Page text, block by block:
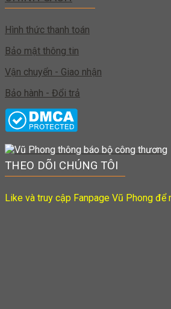
Hình thức thanh toán
Bảo mật thông tin
Vận chuyển - Giao nhận
Bảo hành - Đổi trả
THEO DÕI CHÚNG TÔI
Like và truy cập Fanpage Vũ Phong để